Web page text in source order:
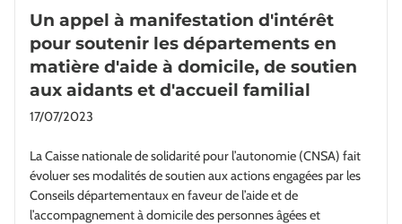
Un appel à manifestation d'intérêt
pour soutenir les départements en
matière d'aide à domicile, de soutien
aux aidants et d'accueil familial
17/07/2023
La Caisse nationale de solidarité pour l’autonomie (CNSA) fait
évoluer ses modalités de soutien aux actions engagées par les
Conseils départementaux en faveur de l’aide et de
l’accompagnement à domicile des personnes âgées et